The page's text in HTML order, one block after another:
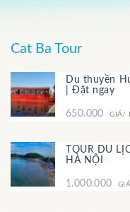
Cat Ba Tour
Du thuyền
| Đặt ngay
650.000 GIÁ/
TOUR DU
HÀ NỘI
1.000.000